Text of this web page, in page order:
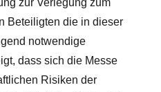
Beteiligten die in dieser
notwendige
dass sich die Messe
Risiken der